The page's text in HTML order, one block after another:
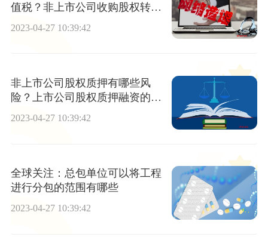
值税？非上市公司收购股权转让
2023-04-27 10:39:42
非上市公司股权质押有哪些风
险？上市公司股权质押融资的流
程是怎样的？
2023-04-27 10:39:42
全球关注：总包单位可以将工程
进行分包的范围有哪些
2023-04-27 10:39:42